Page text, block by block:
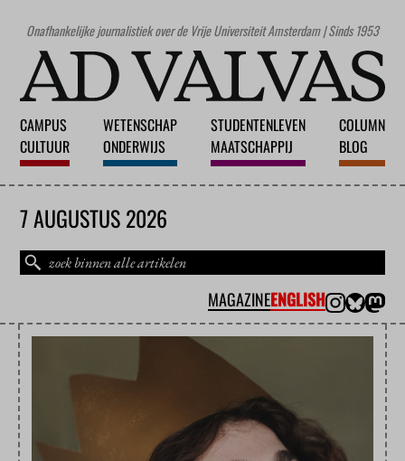
Onafhankelijke journalistiek over de Vrije Universiteit Amsterdam | Sinds 1953
CAMPUS
CULTUUR
WETENSCHAP
ONDERWIJS
STUDENTENLEVEN
MAATSCHAPPIJ
COLUMN
BLOG
7 AUGUSTUS 2026
MAGAZINEENGLISH